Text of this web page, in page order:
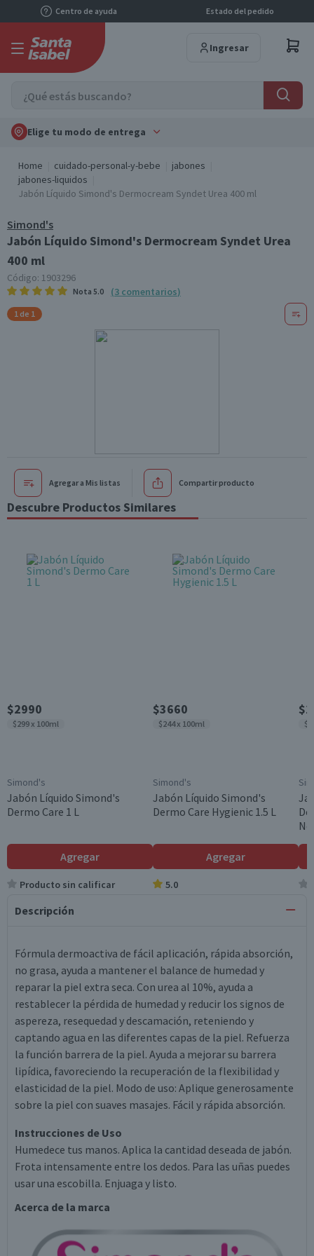
Centro de ayuda Estado del pedido
Ingresar
Elige tu modo de entrega
Home cuidado-personal-y-bebe
jabones
jabones-liquidos
Jabón Líquido Simond's Dermocream Syndet Urea 400 ml
Simond's
Jabón Líquido Simond's Dermocream Syndet Urea
400 ml
Código: 1903296
Nota 5.0 (3 comentarios)
1 de 1
Agregar a Mis listas Compartir producto
Descubre Productos Similares
$2990
$299 x 100ml
Simond's
Jabón Líquido Simond's
Dermo Care 1 L
Agregar
Producto sin calificar
$3660
$244 x 100ml
Simond's
Jabón Líquido Simond's
Dermo Care Hygienic 1.5 L
Agregar
5.0
Descripción
Fórmula dermoactiva de fácil aplicación, rápida absorción,
no grasa, ayuda a mantener el balance de humedad y
reparar la piel extra seca. Con urea al 10%, ayuda a
restablecer la pérdida de humedad y reducir los signos de
aspereza, resequedad y descamación, reteniendo y
captando agua en las diferentes capas de la piel. Refuerza
la función barrera de la piel. Ayuda a mejorar su barrera
lipídica, favoreciendo la recuperación de la flexibilidad y
elasticidad de la piel. Modo de uso: Aplique generosamente
sobre la piel con suaves masajes. Fácil y rápida absorción.
Instrucciones de Uso
Humedece tus manos. Aplica la cantidad deseada de jabón.
Frota intensamente entre los dedos. Para las uñas puedes
usar una escobilla. Enjuaga y listo.
Acerca de la marca